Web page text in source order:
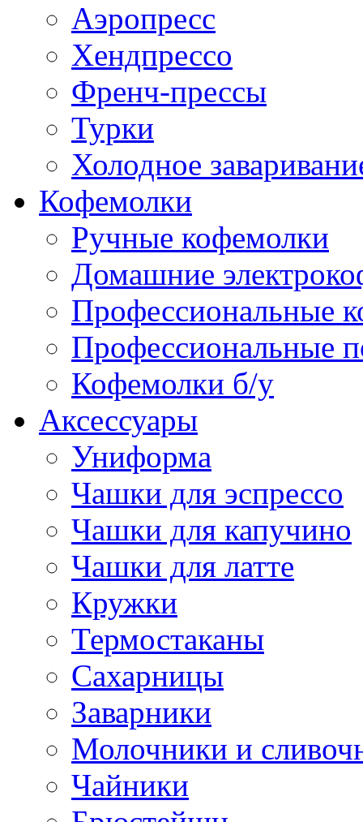
Аэропресс
Хендпрессо
Френч-прессы
Турки
Холодное
Кофемолки
Ручные кофемолки
Домашние
Профессиональные
Профессиональные
Кофемолки б/у
Аксессуары
Униформа
Чашки для эспрессо
Чашки для капучино
Чашки для латте
Кружки
Термостаканы
Сахарницы
Заварники
Молочники и
Чайники